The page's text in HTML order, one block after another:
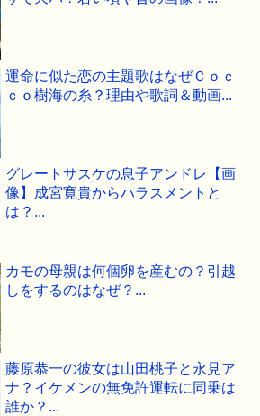
運命に似た恋の主題歌はなぜＣｏｃ
ｃｏ樹海の糸？理由や歌詞＆動画...
グレートサスケの息子アンドレ【画
像】成宮寛貴からハラスメントと
は？...
カモの母親は何個卵を産むの？引越
しをするのはなぜ？...
藤原恭一の彼女は山田桃子と永見ア
ナ？イケメンの無免許運転に同乗は
誰か？...